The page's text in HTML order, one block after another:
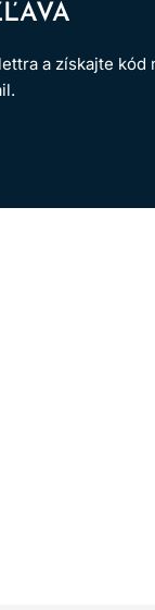
a získajte kód